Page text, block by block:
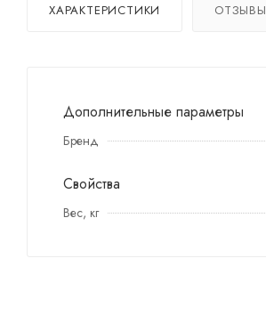
ХАРАКТЕРИСТИКИ ОТЗЫВЫ
Дополнительные параметры
Бренд
Свойства
Вес, кг